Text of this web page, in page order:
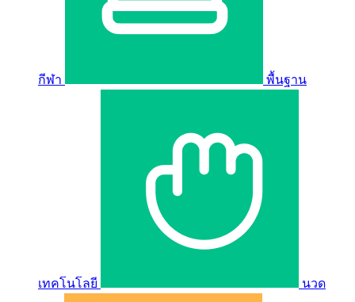
กีฬา พื้นฐาน
เทคโนโลยี นวด